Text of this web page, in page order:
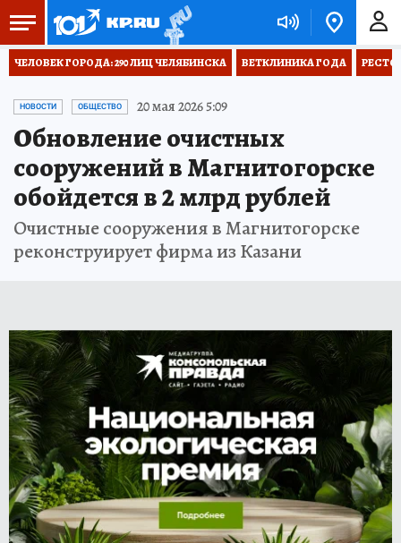
ЧЕЛОВЕК ГОРОДА: 290 ЛИЦ ЧЕЛЯБИНСКА ВЕТКЛИНИКА ГОДА
НОВОСТИ ОБЩЕСТВО 20 мая 2026 5:09
Обновление очистных
сооружений в Магнитогорске
обойдется в 2 млрд рублей
Очистные сооружения в Магнитогорске
реконструирует фирма из Казани